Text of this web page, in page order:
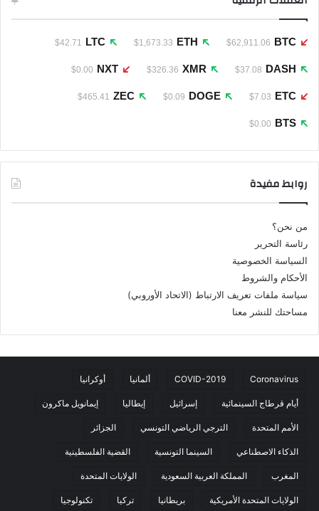
BTC
$62,911.06
ETH
$1,673.33
LTC
$42.71
DASH
$37.08
XMR
$326.36
NXT
$0.00
ETC
$7.03
DOGE
$0.09
ZEC
$465.41
BTS
$0.00
روابط مفيدة
من نحن؟
رئاسة التحرير
السياسة الخصوصية
الأحكام والشروط
سياسة ملفات تعريف الارتباط (الاتحاد الأوروبي)
مساحتك للنشر معنا
Coronavirus
COVID-2019 ألمانيا أوكرانيا
أيام قرطاج السينمائية إسرائيل إيطاليا إيمانويل ماكرون
الأمم المتحدة الترجي الرياضي التونسي الجزائر
الذكاء الاصطناعي السينما التونسية القضية الفلسطينية
المغرب المملكة العربية السعودية الولايات المتحدة
الولايات المتحدة الأمريكية بريطانيا تركيا تكنولوجيا